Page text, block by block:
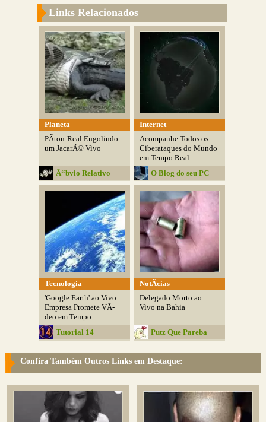
Links Relacionados
Planeta
PÃ­ton-Real Engolindo
um JacarÃ© Vivo
Ã“bvio Relativo
Internet
Acompanhe Todos os
Ciberataques do Mundo
em Tempo Real
O Blog do seu PC
Tecnologia
'Google Earth' ao Vivo:
Empresa Promete VÃ­
deo em Tempo...
Tutorial 14
NotÃ­cias
Delegado Morto ao
Vivo na Bahia
Putz Que Pareba
Confira Também Outros Links em Destaque: